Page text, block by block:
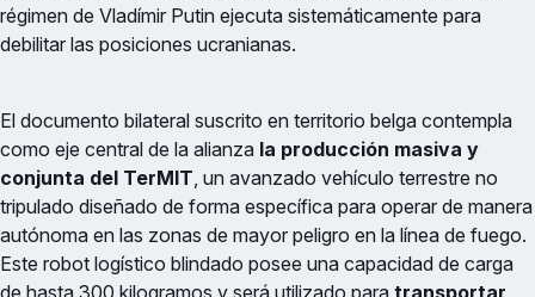
régimen de Vladímir Putin ejecuta sistemáticamente para
debilitar las posiciones ucranianas.
El documento bilateral suscrito en territorio belga contempla
como eje central de la alianza la producción masiva y
conjunta del TerMIT , un avanzado vehículo terrestre no
tripulado diseñado de forma específica para operar de manera
autónoma en las zonas de mayor peligro en la línea de fuego.
Este robot logístico blindado posee una capacidad de carga
de hasta 300 kilogramos y será utilizado para transportar